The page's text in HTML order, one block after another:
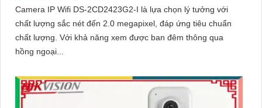
Camera IP Wifi DS-2CD2423G2-I là lựa chọn lý tưởng với
chất lượng sắc nét đến 2.0 megapixel, đáp ứng tiêu chuẩn
chất lượng. Với khả năng xem được ban đêm thông qua
hồng ngoại...